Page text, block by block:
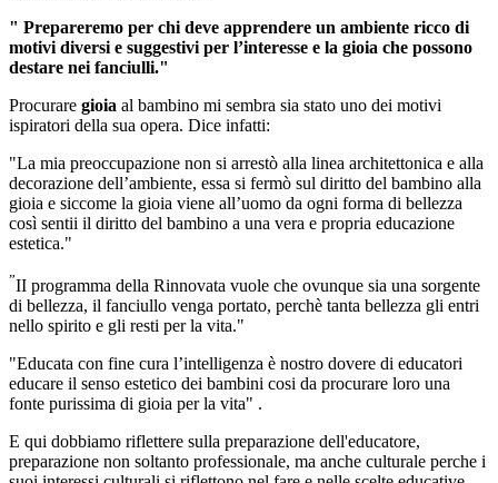
" Prepareremo per chi deve apprendere un ambiente ricco di
motivi diversi e suggestivi per l’interesse e la gioia che possono
destare nei fanciulli."
Procurare gioia al bambino mi sembra sia stato uno dei motivi
ispiratori della sua opera. Dice infatti:
"La mia preoccupazione non si arrestò alla linea architettonica e alla
decorazione dell’ambiente, essa si fermò sul diritto del bambino alla
gioia e siccome la gioia viene all’uomo da ogni forma di bellezza
così sentii il diritto del bambino a una vera e propria educazione
estetica."
”II programma della Rinnovata vuole che ovunque sia una sorgente
di bellezza, il fanciullo venga portato, perchè tanta bellezza gli entri
nello spirito e gli resti per la vita."
"Educata con fine cura l’intelligenza è nostro dovere di educatori
educare il senso estetico dei bambini cosi da procurare loro una
fonte purissima di gioia per la vita" .
E qui dobbiamo riflettere sulla preparazione dell'educatore,
preparazione non soltanto professionale, ma anche culturale perche i